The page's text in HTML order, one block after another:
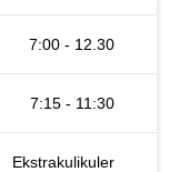
7:00 - 12.30
7:15 - 11:30
Ekstrakulikuler